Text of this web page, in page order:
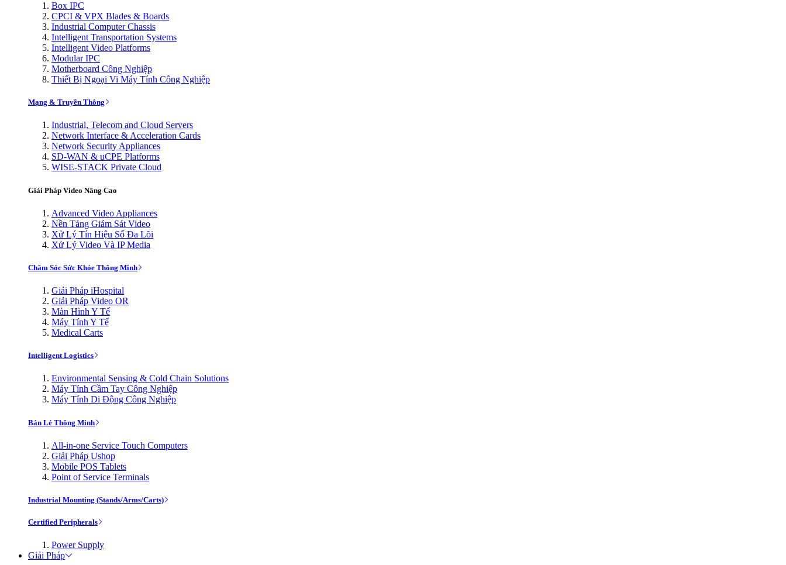
Box IPC
CPCI & VPX Blades & Boards
Industrial Computer Chassis
Intelligent Transportation Systems
Intelligent Video Platforms
Modular IPC
Motherboard Công Nghiệp
Thiết Bị Ngoại Vi Máy Tính Công Nghiệp
Mạng & Truyền Thông
Industrial, Telecom and Cloud Servers
Network Interface & Acceleration Cards
Network Security Appliances
SD-WAN & uCPE Platforms
WISE-STACK Private Cloud
Giải Pháp Video Nâng Cao
Advanced Video Appliances
Nền Tảng Giám Sát Video
Xử Lý Tín Hiệu Số Đa Lõi
Xử Lý Video Và IP Media
Chăm Sóc Sức Khỏe Thông Minh
Giải Pháp iHospital
Giải Pháp Video OR
Màn Hình Y Tế
Máy Tính Y Tế
Medical Carts
Intelligent Logistics
Environmental Sensing & Cold Chain Solutions
Máy Tính Cầm Tay Công Nghiệp
Máy Tính Di Động Công Nghiệp
Bán Lẻ Thông Minh
All-in-one Service Touch Computers
Giải Pháp Ushop
Mobile POS Tablets
Point of Service Terminals
Industrial Mounting (Stands/Arms/Carts)
Certified Peripherals
Power Supply
Giải Pháp